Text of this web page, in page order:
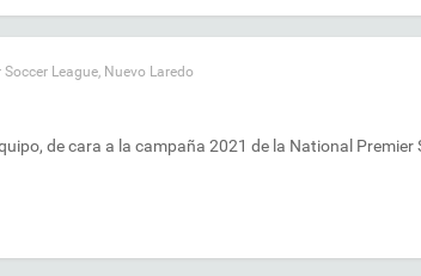
League, Nuevo Laredo
de cara a la campaña 2021 de la National Premier